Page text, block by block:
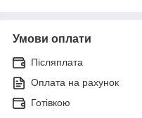
Умови оплати
Післяплата
Оплата на рахунок
Готівкою